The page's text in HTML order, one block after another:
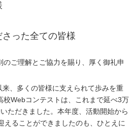
った全ての皆様
ご理解とご協力を賜り、厚く御礼申
、多くの皆様に支えられて歩みを重
校Webコンテストは、これまで延べ3万
ただきました。本年度、活動開始から
えることができましたのも、ひとえに